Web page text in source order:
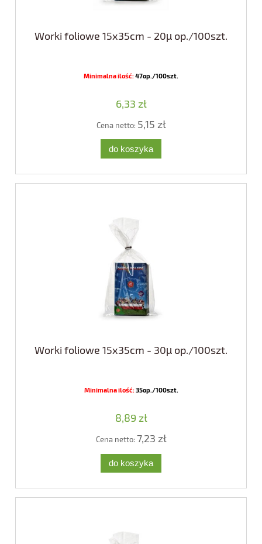
Worki foliowe 15x35cm - 20µ op./100szt.
Minimalna ilość:47op./100szt.
6,33 zł
Cena netto: 5,15 zł
do koszyka
Worki foliowe 15x35cm - 30µ op./100szt.
Minimalna ilość:35op./100szt.
8,89 zł
Cena netto: 7,23 zł
do koszyka